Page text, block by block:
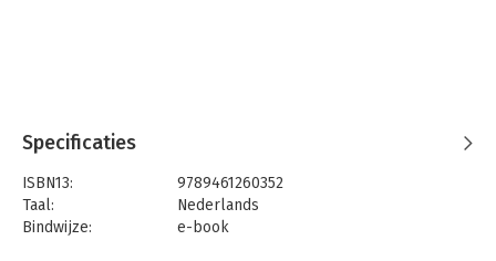
Specificaties
ISBN13:
9789461260352
Taal:
Nederlands
Bindwijze:
e-book